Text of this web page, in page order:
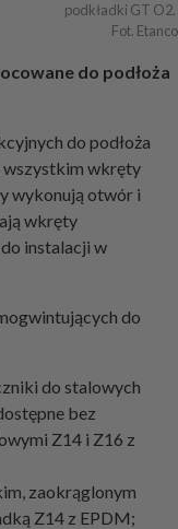
podkładki GT O2.
Fot. Etanco
do podłoża
do podłoża
wszystkim wkręty
wykonują otwór i
wkręty
instalacji w
do
do stalowych
bez
Z14 i Z16 z
zaokrąglonym
Z14 z EPDM;